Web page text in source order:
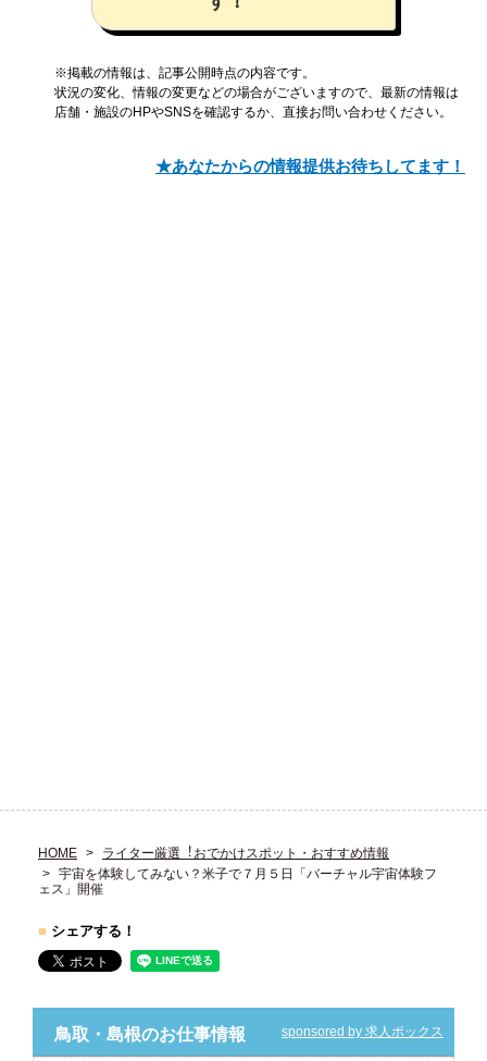
※掲載の情報は、記事公開時点の内容です。
状況の変化、情報の変更などの場合がございますので、最新の情報は
店舗・施設のHPやSNSを確認するか、直接お問い合わせください。
★あなたからの情報提供お待ちしてます！
HOME
ライター厳選︕おでかけスポット・おすすめ情報
宇宙を体験してみない？米子で７月５日「バーチャル宇宙体験フ
ェス」開催
■ シェアする！
鳥取・島根のお仕事情報 sponsored by 求人ボックス